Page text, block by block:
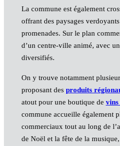
La commune est également
offrant des paysages
promenades. Sur le plan
d’un centre-ville animé, avec
diversifiés.
On y trouve notamment
proposant des produits
atout pour une boutique de
commune accueille également
commerciaux tout au long de
de Noël et la fête de la